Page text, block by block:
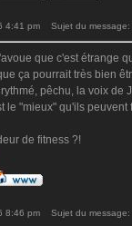
4:41 pm Sujet du message:
que c'est étrange
ça pourrait très bien
pêchu, la voix de
le "mieux" qu'ils
de fitness ?!
8:46 pm Sujet du message: